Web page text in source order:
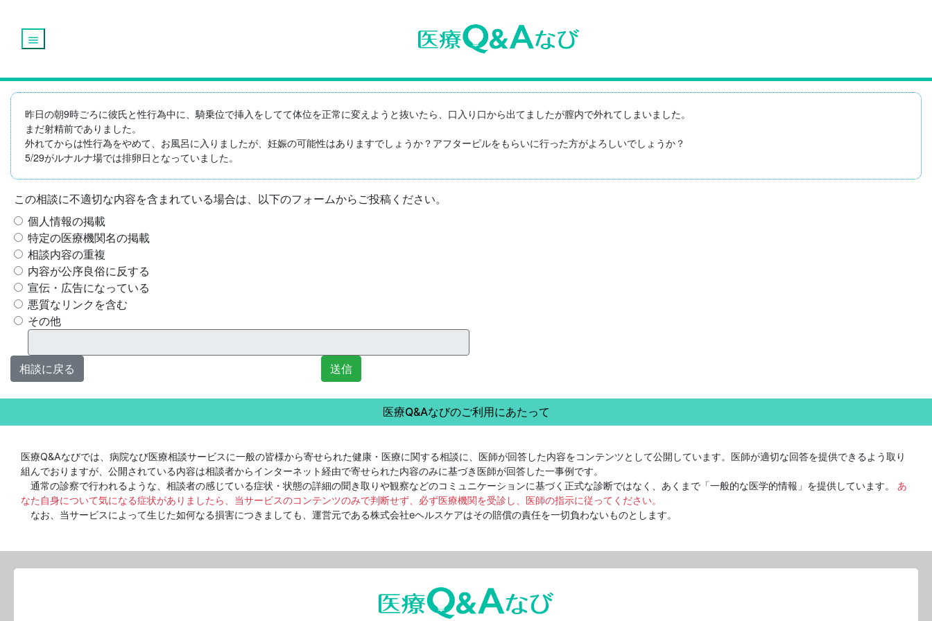
menu
昨日の朝9時ごろに彼氏と性行為中に、騎乗位で挿入をしてて体位を正常に変えようと抜いたら、口入り口から出てましたが膣内で外れてしまいました。
まだ射精前でありました。
外れてからは性行為をやめて、お風呂に入りましたが、妊娠の可能性はありますでしょうか？アフターピルをもらいに行った方がよろしいでしょうか？
5/29がルナルナ場では排卵日となっていました。
この相談に不適切な内容を含まれている場合は、以下のフォームからご投稿ください。
個人情報の掲載
特定の医療機関名の掲載
相談内容の重複
内容が公序良俗に反する
宣伝・広告になっている
悪質なリンクを含む
その他
相談に戻る 送信
医療Q&Aなびのご利用にあたって
医療Q&Aなびでは、病院なび医療相談サービスに一般の皆様から寄せられた健康・医療に関する相談に、医師が回答した内容をコンテンツとして公開しています。医師が適切な回答を提供できるよう取り
組んでおりますが、公開されている内容は相談者からインターネット経由で寄せられた内容のみに基づき医師が回答した一事例です。
通常の診察で行われるような、相談者の感じている症状・状態の詳細の聞き取りや観察などのコミュニケーションに基づく正式な診断ではなく、あくまで「一般的な医学的情報」を提供しています。 あ
なた自身について気になる症状がありましたら、当サービスのコンテンツのみで判断せず、必ず医療機関を受診し、医師の指示に従ってください。
なお、当サービスによって生じた如何なる損害につきましても、運営元である株式会社eヘルスケアはその賠償の責任を一切負わないものとします。